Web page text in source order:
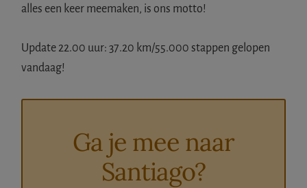
alles een keer meemaken, is ons motto!
Update 22.00 uur: 37.20 km/55.000 stappen gelopen
vandaag!
Ga je mee naar
Santiago?